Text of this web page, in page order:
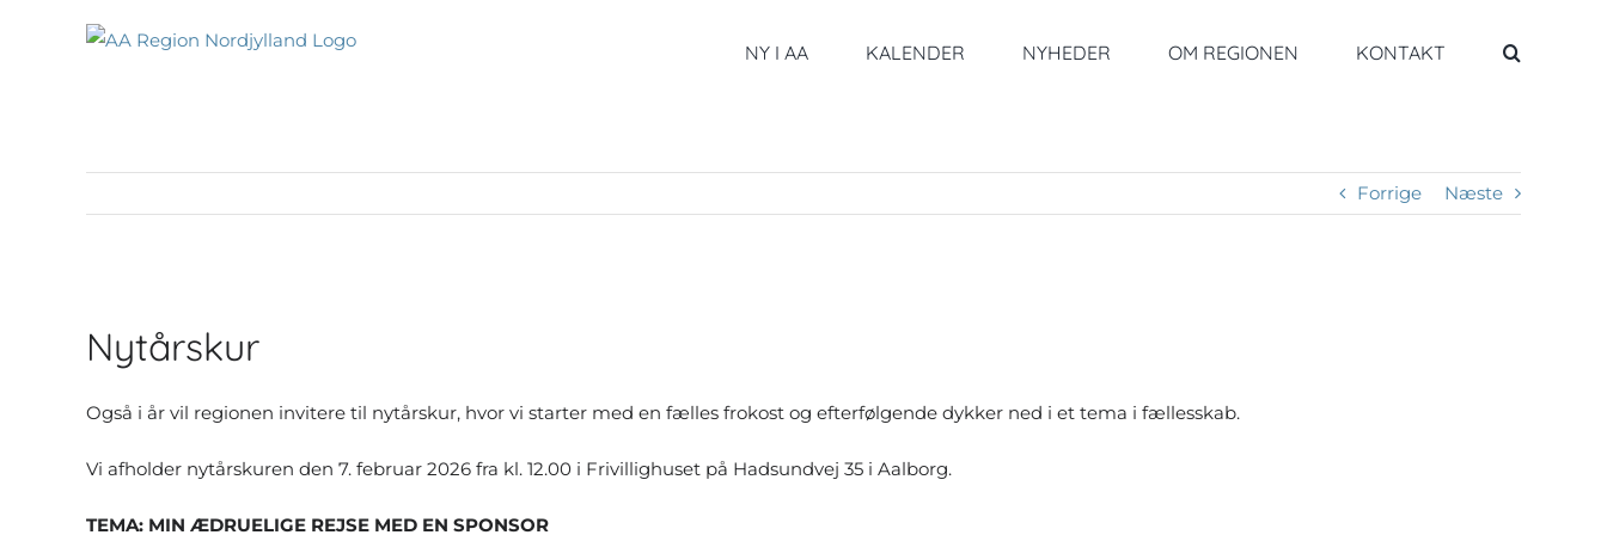
NY I AA KALENDER NYHEDER OM REGIONEN KONTAKT
Forrige Næste
større
billede
Nytårskur
Også i år vil regionen invitere til nytårskur, hvor vi starter med en fælles frokost og efterfølgende dykker ned i et tema i fællesskab.
Vi afholder nytårskuren den 7. februar 2026 fra kl. 12.00 i Frivillighuset på Hadsundvej 35 i Aalborg.
TEMA: MIN ÆDRUELIGE REJSE MED EN SPONSOR